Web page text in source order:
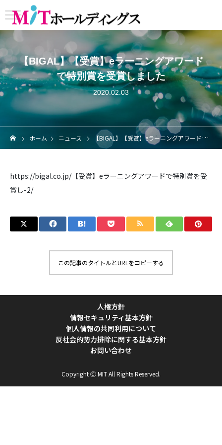
【BIGAL】【受賞】eラーニングアワード
で特別賞を受賞しました
2020.02.03
ホーム ニュース 【BIGAL】【受賞】eラーニングアワードで特別賞を受賞しました
https://bigal.co.jp/【受賞】eラーニングアワードで特別賞を受
賞し-2/
この記事のタイトルとURLをコピーする
人権方針
情報セキュリティ基本方針
個人情報の共同利用について
反社会的勢力排除に関する基本方針
お問い合わせ
Copyright Ⓒ MIT All Rights Reserved.